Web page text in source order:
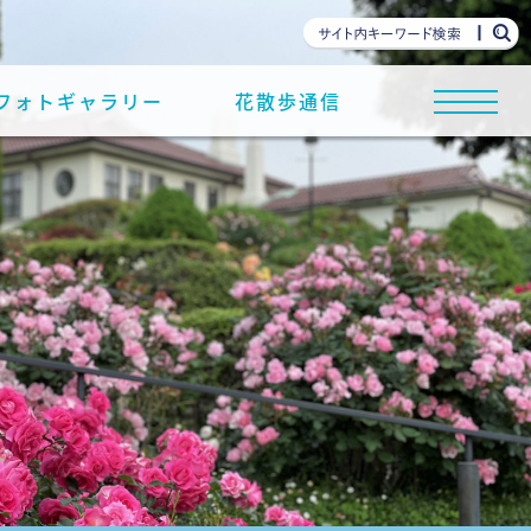
ォトギャラリー 花散歩通信